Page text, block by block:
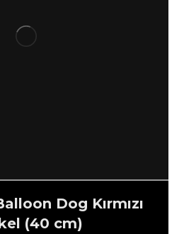
Dog Kırmızı
(40 cm)